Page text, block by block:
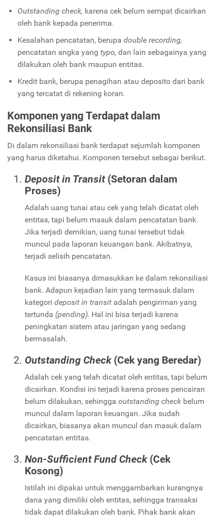
Outstanding check, karena cek belum sempat dicairkan
oleh bank kepada penerima.
Kesalahan pencatatan, berupa double recording,
pencatatan angka yang typo, dan lain sebagainya yang
dilakukan oleh bank maupun entitas.
Kredit bank, berupa penagihan atau deposito dari bank
yang tercatat di rekening koran.
Komponen yang Terdapat dalam
Rekonsiliasi Bank
Di dalam rekonsiliasi bank terdapat sejumlah komponen
yang harus diketahui. Komponen tersebut sebagai berikut.
Deposit in Transit(Setoran dalam
Proses)
Adalah uang tunai atau cek yang telah dicatat oleh
entitas, tapi belum masuk dalam pencatatan bank.
Jika terjadi demikian, uang tunai tersebut tidak
muncul pada laporan keuangan bank. Akibatnya,
terjadi selisih pencatatan.
Kasus ini biasanya dimasukkan ke dalam rekonsiliasi
bank. Adapun kejadian lain yang termasuk dalam
kategori deposit in transit adalah pengiriman yang
tertunda (pending). Hal ini bisa terjadi karena
peningkatan sistem atau jaringan yang sedang
bermasalah.
Outstanding Check(Cek yang Beredar)
Adalah cek yang telah dicatat oleh entitas, tapi belum
dicairkan. Kondisi ini terjadi karena proses pencairan
belum dilakukan, sehingga outstanding check belum
muncul dalam laporan keuangan. Jika sudah
dicairkan, biasanya akan muncul dan masuk dalam
pencatatan entitas.
Non-Sufficient Fund Check(Cek
Kosong)
Istilah ini dipakai untuk menggambarkan kurangnya
dana yang dimiliki oleh entitas, sehingga transaksi
tidak dapat dilakukan oleh bank. Pihak bank akan